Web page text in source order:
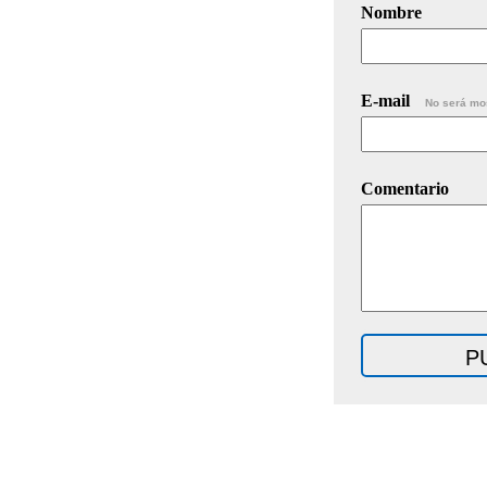
Nombre
E-mail No será
Comentario